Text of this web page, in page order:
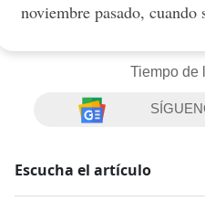
noviembre pasado, cuando
Tiempo de
Escucha el artículo